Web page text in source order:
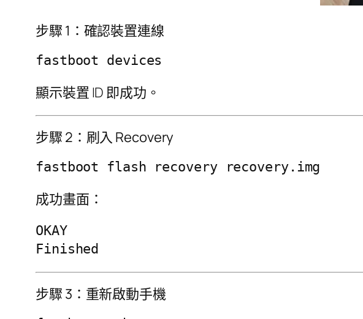
步驟 1：確認裝置連線
顯示裝置 ID 即成功。
步驟 2：刷入 Recovery
成功畫面：
OKAY
步驟 3：重新啟動手機